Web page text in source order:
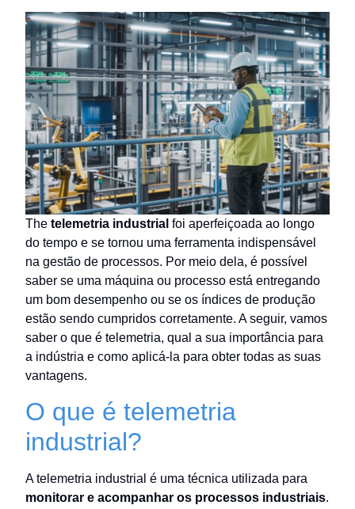
The telemetria industrial foi aperfeiçoada ao longo
do tempo e se tornou uma ferramenta indispensável
na gestão de processos. Por meio dela, é possível
saber se uma máquina ou processo está entregando
um bom desempenho ou se os índices de produção
estão sendo cumpridos corretamente. A seguir, vamos
saber o que é telemetria, qual a sua importância para
a indústria e como aplicá-la para obter todas as suas
vantagens.
O que é telemetria
industrial?
A telemetria industrial é uma técnica utilizada para
monitorar e acompanhar os processos industriais.